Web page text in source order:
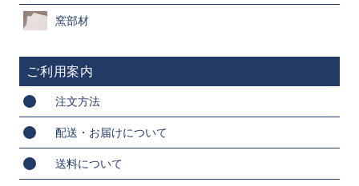
窯部材
ご利用案内
注文方法
配送・お届けについて
送料について